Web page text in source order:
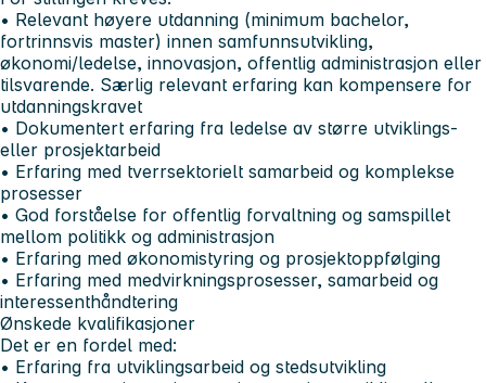
• Relevant høyere utdanning (minimum bachelor,
fortrinnsvis master) innen samfunnsutvikling,
økonomi/ledelse, innovasjon, offentlig administrasjon eller
tilsvarende. Særlig relevant erfaring kan kompensere for
utdanningskravet
• Dokumentert erfaring fra ledelse av større utviklings-
eller prosjektarbeid
• Erfaring med tverrsektorielt samarbeid og komplekse
prosesser
• God forståelse for offentlig forvaltning og samspillet
mellom politikk og administrasjon
• Erfaring med økonomistyring og prosjektoppfølging
• Erfaring med medvirkningsprosesser, samarbeid og
interessenthåndtering
Ønskede kvalifikasjoner
Det er en fordel med:
• Erfaring fra utviklingsarbeid og stedsutvikling